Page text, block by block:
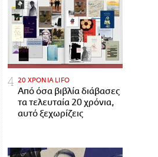
20 ΧΡΟΝΙΑ LIFO
Από όσα βιβλία διάβασες
τα τελευταία 20 χρόνια,
αυτό ξεχωρίζεις